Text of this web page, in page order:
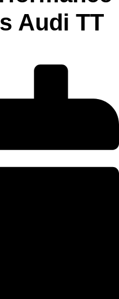
Audi TT